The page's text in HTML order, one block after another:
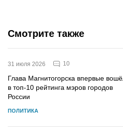
Смотрите также
31 июля 2026 10
Глава Магнитогорска впервые
в топ-10 рейтинга мэров городов
России
ПОЛИТИКА